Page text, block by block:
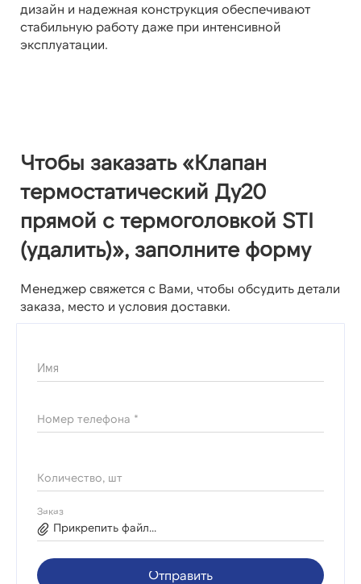
дизайн и надежная конструкция обеспечивают
стабильную работу даже при интенсивной
эксплуатации.
Чтобы заказать «Клапан
термостатический Ду20
прямой с термоголовкой STI
(удалить)», заполните форму
Менеджер свяжется с Вами, чтобы обсудить детали
заказа, место и условия доставки.
Имя
Номер телефона *
Количество, шт
Заказ
Прикрепить файл...
Отправить